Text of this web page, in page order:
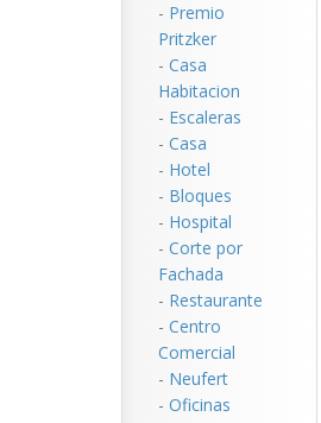
- Premio
Pritzker
- Casa
Habitacion
- Escaleras
- Casa
- Hotel
- Bloques
- Hospital
- Corte por
Fachada
- Restaurante
- Centro
Comercial
- Neufert
- Oficinas